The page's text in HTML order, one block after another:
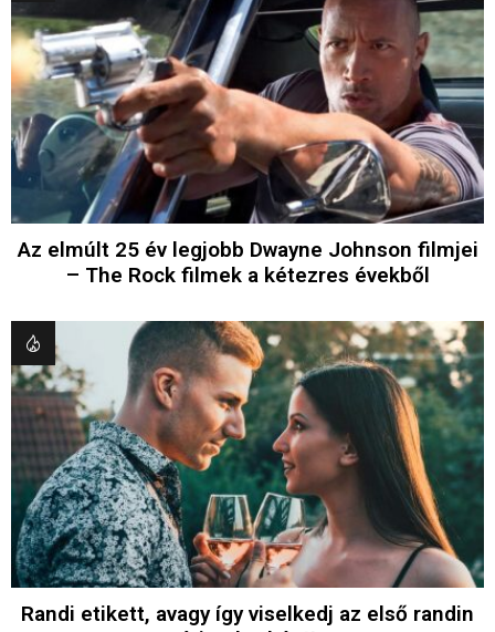
Az elmúlt 25 év legjobb Dwayne Johnson filmjei
– The Rock filmek a kétezres évekből
Randi etikett, avagy így viselkedj az első randin